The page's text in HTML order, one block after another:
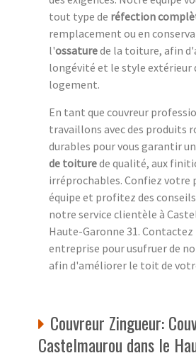
tout type de réfection
remplacement ou en
l'ossaturede la toiture, afin
longévité et le style extérieur
logement.
En tant que couvreur
travaillons avec des produits
durables pour vous garantir
de toiturede qualité, aux
irréprochables. Confiez votre
équipe et profitez des conseils
notre service clientèle à
Haute-Garonne 31.
entreprise pour usufruer de
afin d'améliorer le toit de
Couvreur Zingueur:
Castelmaurou dans le